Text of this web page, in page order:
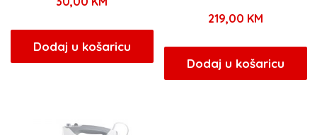
Dodaj u košaricu
219,00 KM
Dodaj u košaricu